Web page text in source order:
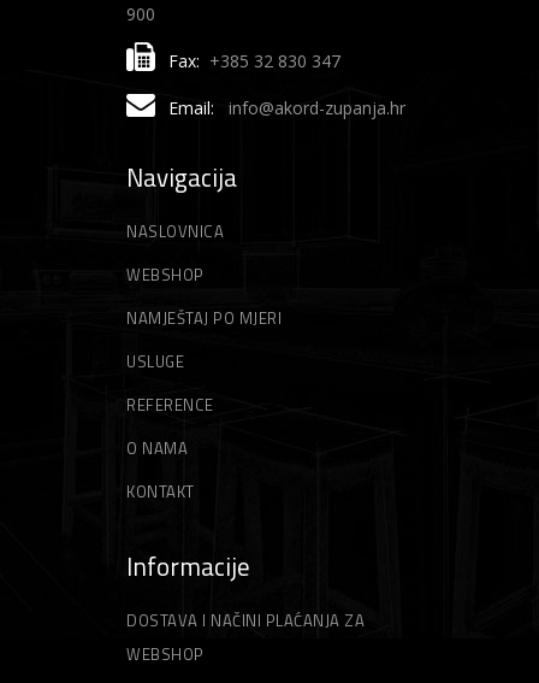
900
Fax: +385 32 830 347
Email: info@akord-zupanja.hr
Navigacija
NASLOVNICA
WEBSHOP
NAMJEŠTAJ PO MJERI
USLUGE
REFERENCE
O NAMA
KONTAKT
Informacije
DOSTAVA I NAČINI PLAĆANJA ZA
WEBSHOP